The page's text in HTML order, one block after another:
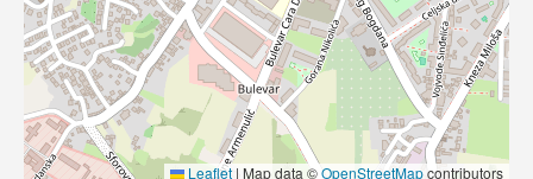
Leaflet | Map data ©OpenStreetMapcontributors